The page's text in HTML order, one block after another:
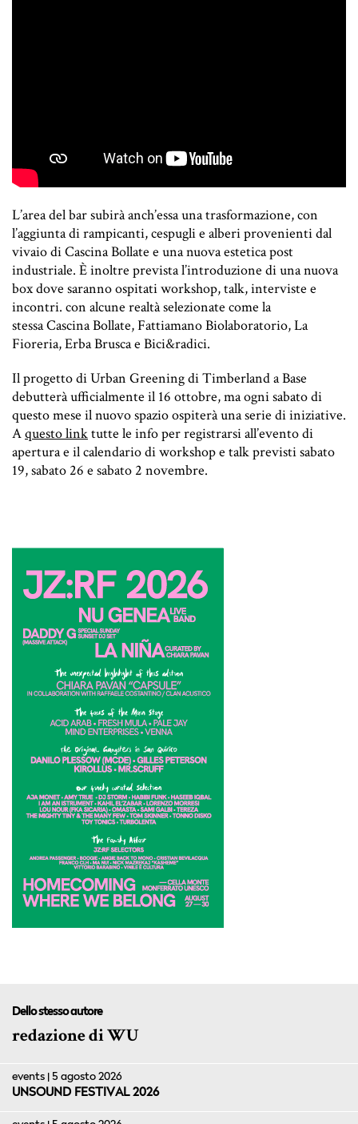
L’area del bar subirà anch’essa una trasformazione, con
l’aggiunta di rampicanti, cespugli e alberi provenienti dal
vivaio di Cascina Bollate e una nuova estetica post
industriale. È inoltre prevista l’introduzione di una nuova
box dove saranno ospitati workshop, talk, interviste e
incontri. con alcune realtà selezionate come la
stessa Cascina Bollate, Fattiamano Biolaboratorio, La
Fioreria, Erba Brusca e Bici&radici.
Il progetto di Urban Greening di Timberland a Base
debutterà ufficialmente il 16 ottobre, ma ogni sabato di
questo mese il nuovo spazio ospiterà una serie di iniziative.
Aquesto linktutte le info per registrarsi all’evento di
apertura e il calendario di workshop e talk previsti sabato
19, sabato 26 e sabato 2 novembre.
Dello stesso autore
redazione di WU
events | 5 agosto 2026
UNSOUND FESTIVAL 2026